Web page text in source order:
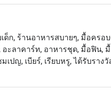
Bangkok เชื่อมต่อโดยต
นอบอุ่น เหมาะสำหรับบรันช์ ดิ
นท้องถิ่นและนักท่องเที่ยว เห
กมาย ทั้งรสชาติ บริการ และท
ด็ก, ร้านอาหารสบายๆ, มื้อครอ
อะลาคาร์ท, อาหารชุด, มื้อฟิน,
ปญ, เบียร์, เรียบหรู, ได้รับราง